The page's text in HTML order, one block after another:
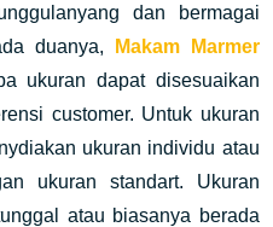
dan bermagai
duanya,
Makam Marmer
ukuran dapat disesuaikan
customer. Untuk ukuran
ukuran individu atau
ukuran standart. Ukuran
atau biasanya berada